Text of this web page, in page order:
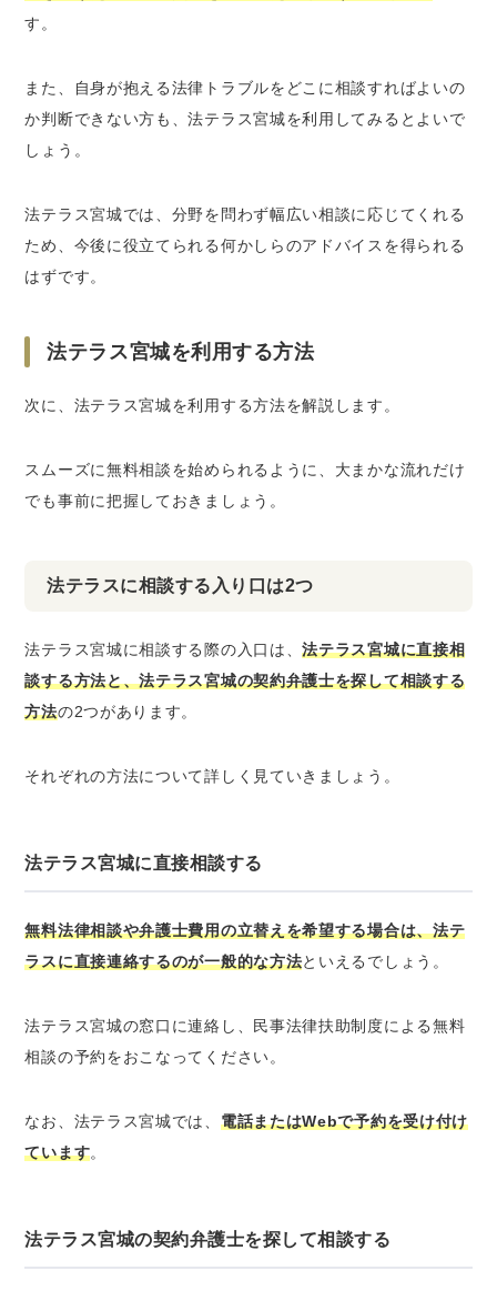
す。
また、自身が抱える法律トラブルをどこに相談すればよいの
か判断できない方も、法テラス宮城を利用してみるとよいで
しょう。
法テラス宮城では、分野を問わず幅広い相談に応じてくれる
ため、今後に役立てられる何かしらのアドバイスを得られる
はずです。
法テラス宮城を利用する方法
次に、法テラス宮城を利用する方法を解説します。
スムーズに無料相談を始められるように、大まかな流れだけ
でも事前に把握しておきましょう。
法テラスに相談する入り口は2つ
法テラス宮城に相談する際の入口は、法テラス宮城に直接相
談する方法と、法テラス宮城の契約弁護士を探して相談する
方法の2つがあります。
それぞれの方法について詳しく見ていきましょう。
法テラス宮城に直接相談する
無料法律相談や弁護士費用の立替えを希望する場合は、法テ
ラスに直接連絡するのが一般的な方法といえるでしょう。
法テラス宮城の窓口に連絡し、民事法律扶助制度による無料
相談の予約をおこなってください。
なお、法テラス宮城では、 電話またはWebで予約を受け付け
ています。
法テラス宮城の契約弁護士を探して相談する